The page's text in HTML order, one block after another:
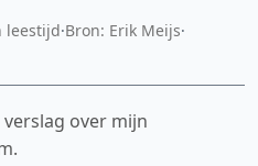
leestijd·Bron: Erik Meijs·
over mijn